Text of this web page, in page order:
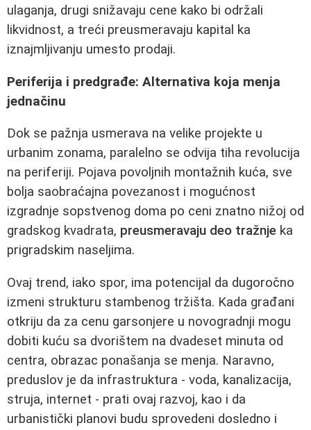
ulaganja, drugi snižavaju cene kako bi održali
likvidnost, a treći preusmeravaju kapital ka
iznajmljivanju umesto prodaji.
Periferija i predgrađe: Alternativa koja menja
jednačinu
Dok se pažnja usmerava na velike projekte u
urbanim zonama, paralelno se odvija tiha revolucija
na periferiji. Pojava povoljnih montažnih kuća, sve
bolja saobraćajna povezanost i mogućnost
izgradnje sopstvenog doma po ceni znatno nižoj od
gradskog kvadrata, preusmeravaju deo tražnje ka
prigradskim naseljima.
Ovaj trend, iako spor, ima potencijal da dugoročno
izmeni strukturu stambenog tržišta. Kada građani
otkriju da za cenu garsonjere u novogradnji mogu
dobiti kuću sa dvorištem na dvadeset minuta od
centra, obrazac ponašanja se menja. Naravno,
preduslov je da infrastruktura - voda, kanalizacija,
struja, internet - prati ovaj razvoj, kao i da
urbanistički planovi budu sprovedeni dosledno i